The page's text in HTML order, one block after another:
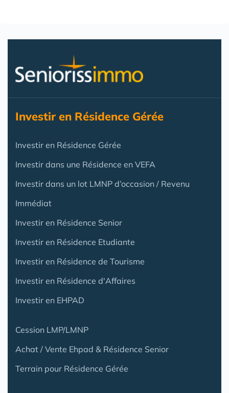
Investir en Résidence Gérée
Investir en Résidence Gérée
Investir dans une Résidence en VEFA
Investir dans un lot LMNP d’occasion / Revenu
Immédiat
Investir en Résidence Senior
Investir en Résidence Etudiante
Investir en Résidence de Tourisme
Investir en Résidence d'Affaires
Investir en EHPAD
Cession LMP/LMNP
Achat / Vente Ehpad & Résidence Senior
Terrain pour Résidence Gérée